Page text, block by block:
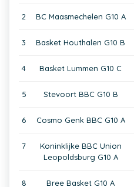
2 BC Maasmechelen G10 A
3 Basket Houthalen G10 B
4 Basket Lummen G10 C
5 Stevoort BBC G10 B
6 Cosmo Genk BBC G10 A
7
Koninklijke BBC Union
Leopoldsburg G10 A
8 Bree Basket G10 A